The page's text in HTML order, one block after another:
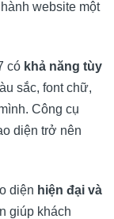
website một
có khả năng tùy
sắc, font chữ,
Công cụ
diện trở nên
diện hiện đại và
giúp khách